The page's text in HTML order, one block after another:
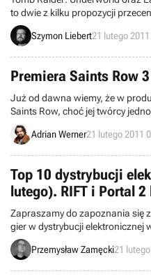
to dwie z kilku propozycji
ostatnich etapów akcji
niej można uzupełnić kolekcję
Szymon Liebert21 lutego
Premiera Saints Row
Już od dawna wiemy, że w
Saints Row, choć jej twórcy
podzielić się ze światem
wyciek przyniósł wreszcie
Adrian Werner21 lutego 2011
Top 10 dystrybucji
lutego). RIFT i Portal
Zapraszamy do zapoznania się
gier w dystrybucji elektronicznej
Steam. Wyniki obejmują okres
Przemysław Zamęcki21